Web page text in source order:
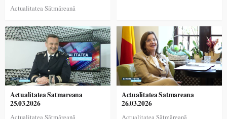
Actualitatea Sătmăreană
Actualitatea Satmareana
25.03.2026
Actualitatea Sătmăreană
Actualitatea Satmareana
26.03.2026
Actualitatea Sătmăreană